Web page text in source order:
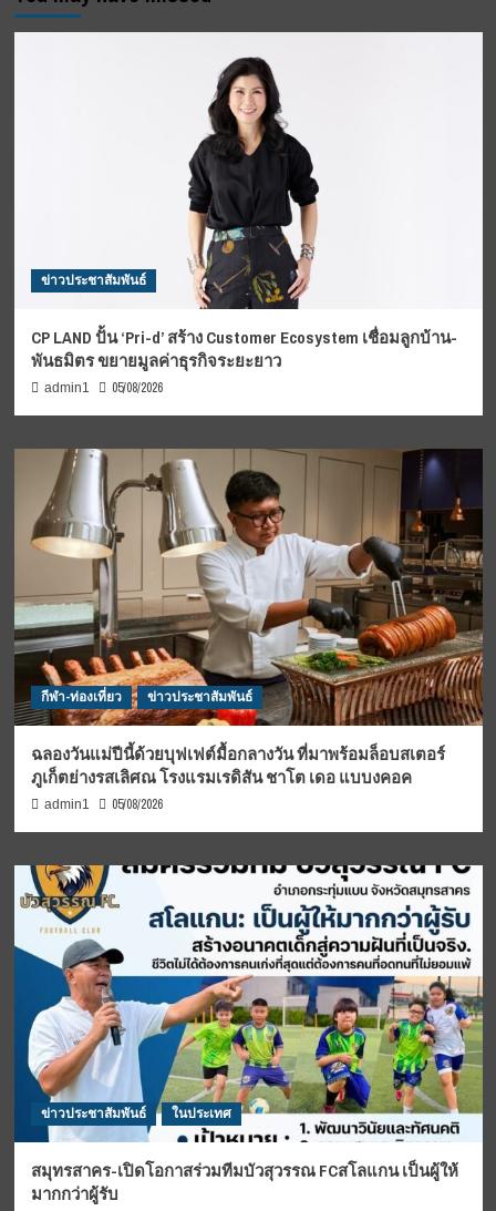
ข่าวประชาสัมพันธ์
CP LAND ปั้น ‘Pri-d’ สร้าง Customer Ecosystem เชื่อมลูกบ้าน-
พันธมิตร ขยายมูลค่าธุรกิจระยะยาว
admin1 05/08/2026
กีฬา-ท่องเที่ยว ข่าวประชาสัมพันธ์
ฉลองวันแม่ปีนี้ด้วยบุฟเฟต์มื้อกลางวัน ที่มาพร้อมล็อบสเตอร์
ภูเก็ตย่างรสเลิศณ โรงแรมเรดิสัน ชาโต เดอ แบบงคอค
admin1 05/08/2026
ข่าวประชาสัมพันธ์ ในประเทศ
สมุทรสาคร-เปิดโอกาสร่วมทีมบัวสุวรรณ FCสโลแกน เป็นผู้ให้
มากกว่าผู้รับ